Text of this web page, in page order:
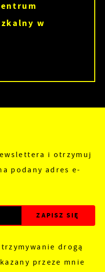
w
i otrzymuj
podany adres e-
drogą
przeze mnie